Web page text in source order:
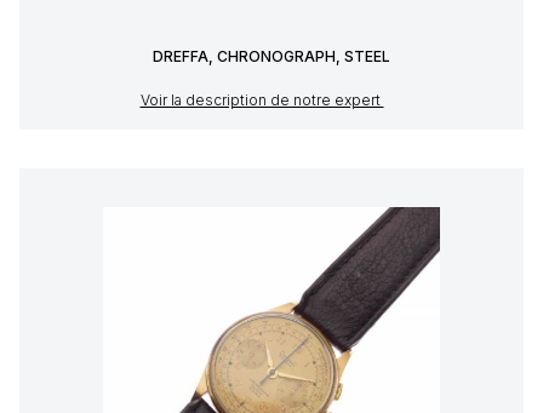
DREFFA, CHRONOGRAPH, STEEL
Voir la description de notre expert